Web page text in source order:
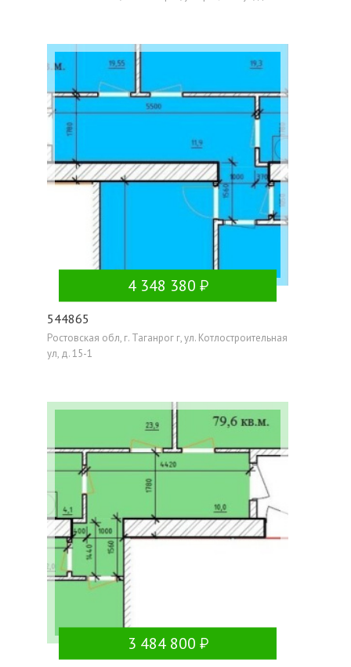
4 348 380
544865
Ростовская обл, г. Таганрог г, ул. Котлостроительная
ул, д. 15-1
3 484 800